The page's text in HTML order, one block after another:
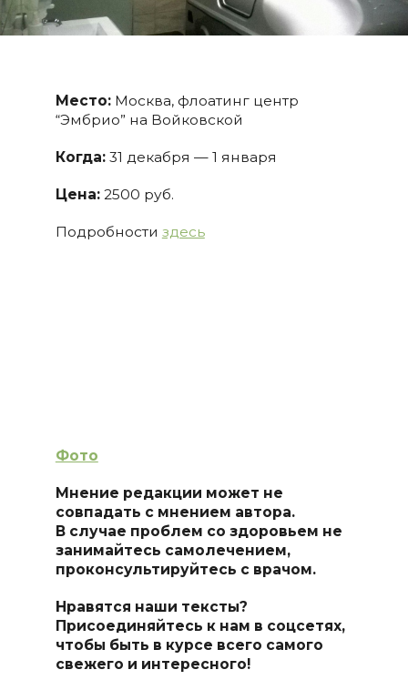
Место:Москва, флоатинг центр
“Эмбрио” на Войковской
Когда:31 декабря — 1 января
Цена: 2500 руб.
Подробности здесь
Фото
Мнение редакции может не
совпадать с мнением автора.
В случае проблем со здоровьем не
занимайтесь самолечением,
проконсультируйтесь с врачом.
Нравятся наши тексты?
Присоединяйтесь к нам в соцсетях,
чтобы быть в курсе всего самого
свежего и интересного!